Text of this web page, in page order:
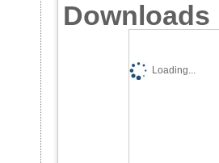
Downloads
Loading...